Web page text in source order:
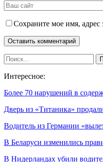
Сохраните мое имя, адрес
Интересное:
Более 70 нарушений в
Дверь из «Титаника»
Водитель из Германии
В Беларуси изменились
В Нидерландах убили